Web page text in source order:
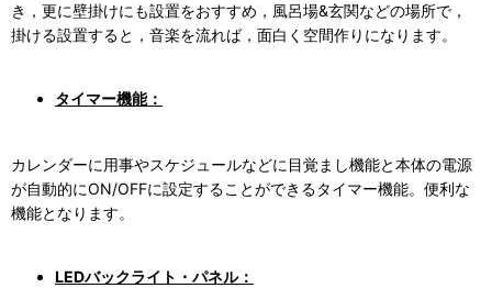
き，更に壁掛けにも設置をおすすめ，風呂場&玄関などの場所で，
掛ける設置すると，音楽を流れば，面白く空間作りになります。
タイマー機能：
カレンダーに用事やスケジュールなどに目覚まし機能と本体の電源
が自動的にON/OFFに設定することができるタイマー機能。便利な
機能となります。
LEDバックライト・パネル：